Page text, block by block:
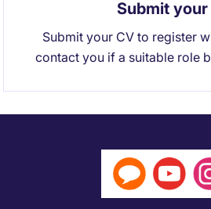
Submit your
Submit your CV to register
contact you if a suitable role